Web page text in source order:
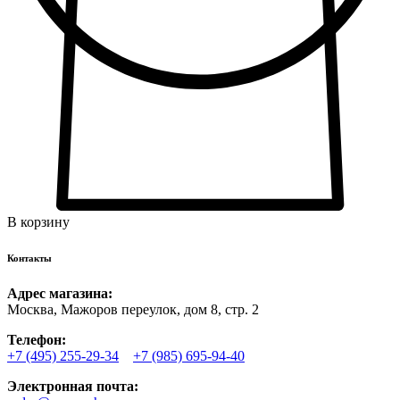
В корзину
Контакты
Адрес магазина:
Москва, Мажоров переулок, дом 8, стр. 2
Телефон:
+7 (495) 255-29-34
+7 (985) 695-94-40
Электронная почта: